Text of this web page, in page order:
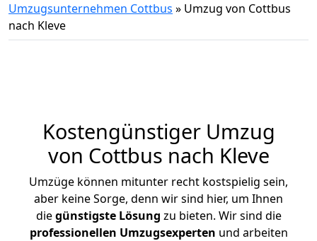
Umzugsunternehmen Cottbus » Umzug von Cottbus
nach Kleve
Kostengünstiger Umzug
von Cottbus nach Kleve
Umzüge können mitunter recht kostspielig sein,
aber keine Sorge, denn wir sind hier, um Ihnen
diegünstigste Lösung zu bieten. Wir sind die
professionellen Umzugsexperten und arbeiten